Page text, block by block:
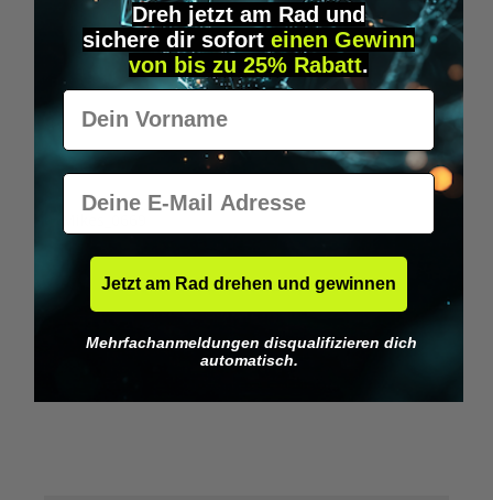
Dreh jetzt am Rad und
sichere dir sofort einen Gewinn
von bis zu 25% Rabatt.
Vorname
E-Mail
Jetzt am Rad drehen und gewinnen
Mehrfachanmeldungen disqualifizieren dich
automatisch.